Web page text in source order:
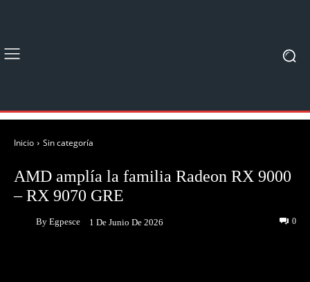
Inicio Sin categoría
AMD amplía la familia Radeon RX 9000
– RX 9070 GRE
By Egpesce 1 De Junio De 2026 0